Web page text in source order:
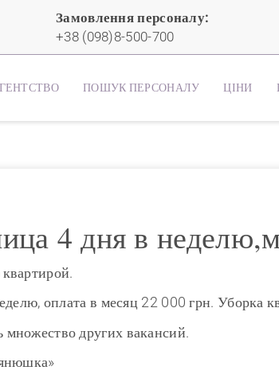
Замовлення персоналу:
+38 (098)8-500-700
ПОШУК ПЕРСОНАЛУ ЦІНИ
4 дня в
оплата в месяц 22 000 грн. Уборка
других вакансий.